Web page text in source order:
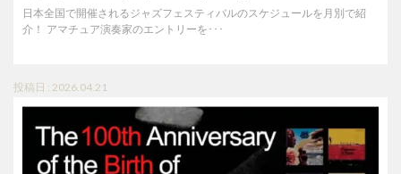
日本全国で開催されるジャズフェスティバルのスケジュールを月別で紹
介！ アマチュア演奏家のエントリーを･･･
投稿日 : 2026.04.21